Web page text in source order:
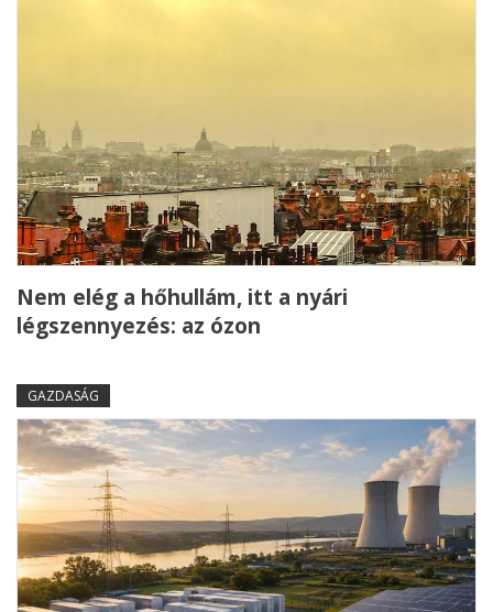
Nem elég a hőhullám, itt a nyári
légszennyezés: az ózon
GAZDASÁG